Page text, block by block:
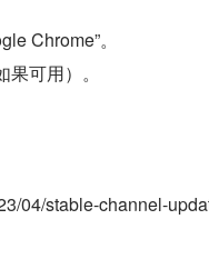
Chrome”。
可用）。
04/stable-channel-